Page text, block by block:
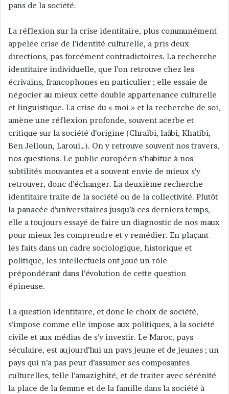
pans de la société.
La réflexion sur la crise identitaire, plus communément
appelée crise de l’identité culturelle, a pris deux
directions, pas forcément contradictoires. La recherche
identitaire individuelle, que l’on retrouve chez les
écrivains, francophones en particulier ; elle essaie de
négocier au mieux cette double appartenance culturelle
et linguistique. La crise du « moi » et la recherche de soi,
amène une réflexion profonde, souvent acerbe et
critique sur la société d’origine (Chraïbi, laâbi, Khatibi,
Ben Jelloun, Laroui…). On y retrouve souvent nos travers,
nos questions. Le public européen s’habitue à nos
subtilités mouvantes et a souvent envie de mieux s’y
retrouver, donc d’échanger. La deuxième recherche
identitaire traite de la société ou de la collectivité. Plutôt
la panacée d’universitaires jusqu’à ces derniers temps,
elle a toujours essayé de faire un diagnostic de nos maux
pour mieux les comprendre et y remédier. En plaçant
les faits dans un cadre sociologique, historique et
politique, les intellectuels ont joué un rôle
prépondérant dans l’évolution de cette question
épineuse.
La question identitaire, et donc le choix de société,
s’impose comme elle impose aux politiques, à la société
civile et aux médias de s’y investir. Le Maroc, pays
séculaire, est aujourd’hui un pays jeune et de jeunes ; un
pays qui n’a pas peur d’assumer ses composantes
culturelles, telle l’amazighité, et de traiter avec sérénité
la place de la femme et de la famille dans la société à